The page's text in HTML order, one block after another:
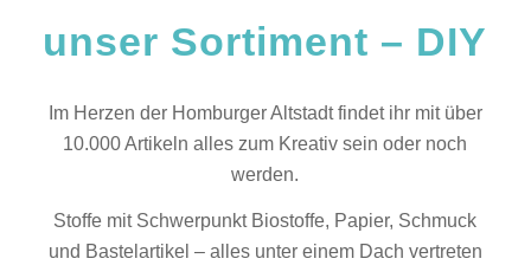
unser Sortiment – DIY
Im Herzen der Homburger Altstadt findet ihr mit über
10.000 Artikeln alles zum Kreativ sein oder noch
werden.
Stoffe mit Schwerpunkt Biostoffe, Papier, Schmuck
und Bastelartikel – alles unter einem Dach vertreten